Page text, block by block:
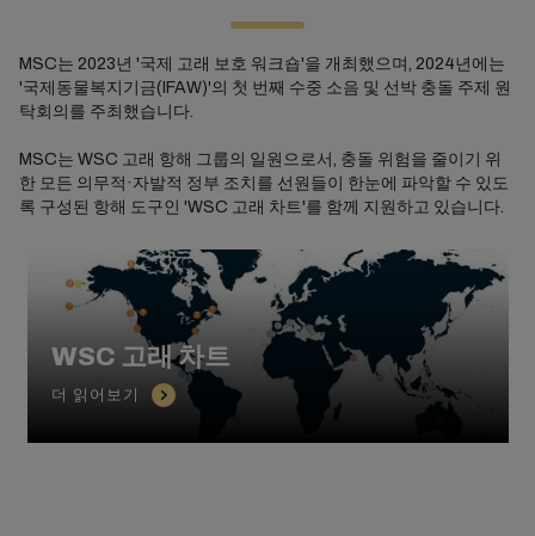
MSC는 2023년 '국제 고래 보호 워크숍'을 개최했으며, 2024년에는
'국제동물복지기금(IFAW)'의 첫 번째 수중 소음 및 선박 충돌 주제 원
탁회의를 주최했습니다.
MSC는 WSC 고래 항해 그룹의 일원으로서, 충돌 위험을 줄이기 위
한 모든 의무적·자발적 정부 조치를 선원들이 한눈에 파악할 수 있도
록 구성된 항해 도구인 'WSC 고래 차트'를 함께 지원하고 있습니다.
WSC 고래 차트
더 읽어보기